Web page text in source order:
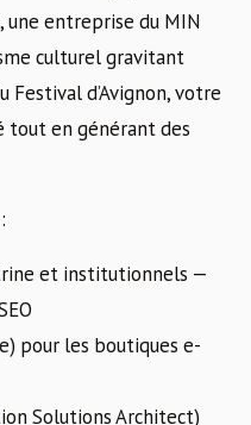
une entreprise du MIN
culturel gravitant
Festival d’Avignon, votre
en générant des
et institutionnels —
pour les boutiques e-
Solutions Architect)